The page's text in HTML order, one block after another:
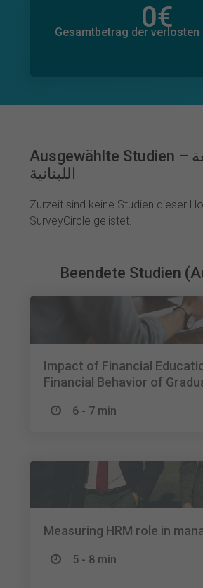
0€
Gesamtbetrag der verlosten
0€
Gesamtbetrag der
Ausgewählte Studien – الجامعة
اللبنانية
Zurzeit sind keine Studien dieser
SurveyCircle gelistet.
Beendete Studien
Impact of Financial
Financial Behavior of
6 - 7 min
Measuring HRM role in
5 - 8 min